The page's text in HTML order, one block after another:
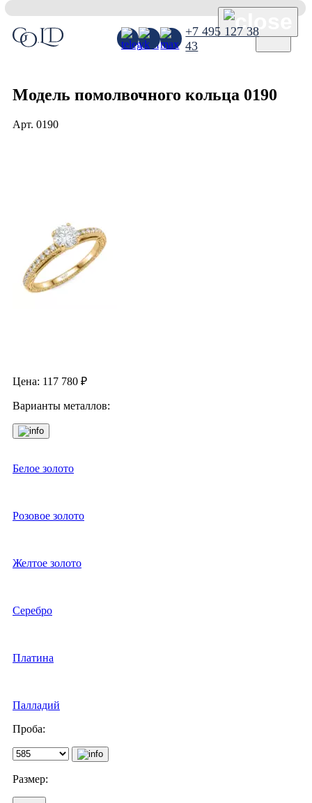
+7 495 127 38
43
Модель помолвочного кольца 0190
Арт. 0190
Цена: 117 780 ₽
Варианты металлов:
Белое золото
Розовое золото
Желтое золото
Серебро
Платина
Палладий
Проба:
Размер:
×